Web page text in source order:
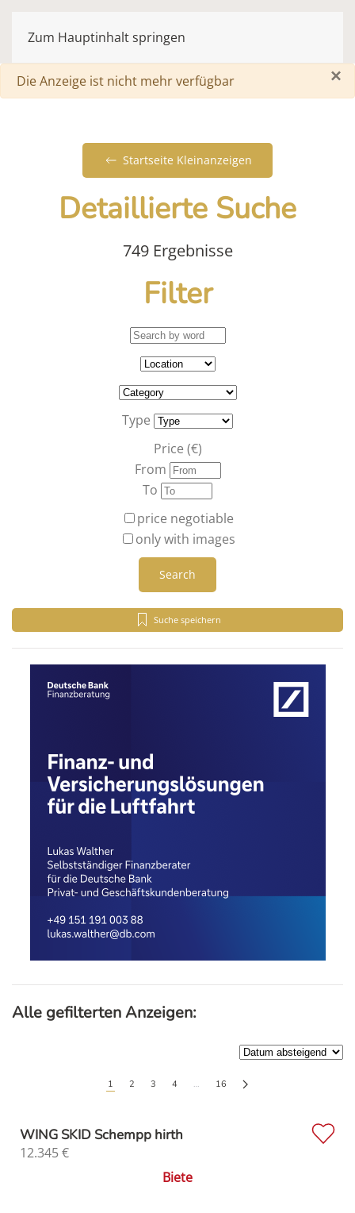
Zum Hauptinhalt springen
×
Warnung
Die Anzeige ist nicht mehr verfügbar
Startseite Kleinanzeigen
Detaillierte Suche
749 Ergebnisse
Filter
Type
Price (€)
From
To
price negotiable
only with images
Search
Suche speichern
Alle gefilterten Anzeigen:
1 2 3 4 … 16
WING SKID Schempp hirth
12.345€
Biete